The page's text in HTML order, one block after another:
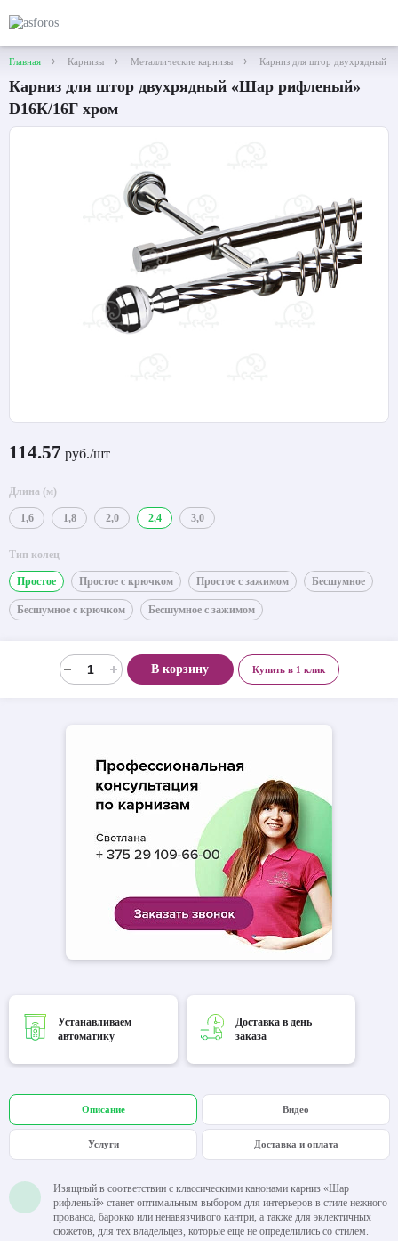
Главная Карнизы Металлические карнизы Карниз для штор двухрядный
Карниз для штор двухрядный «Шар рифленый»
D16К/16Г хром
114.57 руб./шт
Длина (м)
1,6 1,8 2,0 2,4 3,0
Тип колец
Простое Простое с крючком Простое с зажимом Бесшумное
Бесшумное с крючком Бесшумное с зажимом
В корзину Купить в 1 клик
Устанавливаем
автоматику
Доставка в день
заказа
Описание Видео
Услуги Доставка и оплата
Изящный в соответствии с классическими канонами карниз «Шар
рифленый» станет оптимальным выбором для интерьеров в стиле нежного
прованса, барокко или ненавязчивого кантри, а также для эклектичных
сюжетов, для тех владельцев, которые еще не определились со стилем.